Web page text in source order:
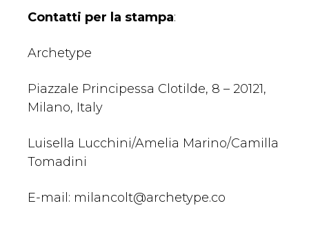
Contatti per la stampa:
Archetype
Piazzale Principessa Clotilde, 8 – 20121,
Milano, Italy
Luisella Lucchini/Amelia Marino/Camilla
Tomadini
E-mail: milancolt@archetype.co